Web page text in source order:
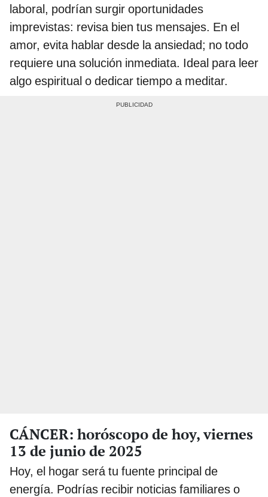
laboral, podrían surgir oportunidades
imprevistas: revisa bien tus mensajes. En el
amor, evita hablar desde la ansiedad; no todo
requiere una solución inmediata. Ideal para leer
algo espiritual o dedicar tiempo a meditar.
CÁNCER: horóscopo de hoy, viernes
13 de junio de 2025
Hoy, el hogar será tu fuente principal de
energía. Podrías recibir noticias familiares o